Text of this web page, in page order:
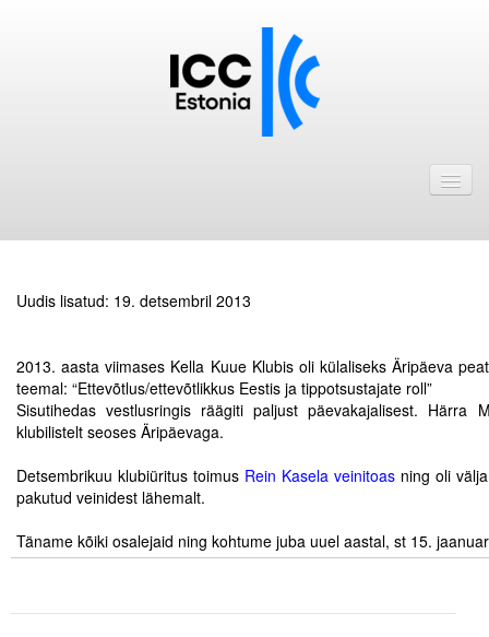
ICC Eesti liikmebaas
Astu ICC Eesti liikmeks!
ICC Eesti
Tegevused
Uudis lisatud: 19. detsembril 2013
2013. aasta viimases Kella Kuue Klubis oli külaliseks Äripäeva
teemal: “Ettevõtlus/ettevõtlikkus Eestis ja tippotsustajate roll”
Sisutihedas vestlusringis räägiti paljust päevakajalisest. Härra
klubilistelt seoses Äripäevaga.
Detsembrikuu klubiüritus toimus Rein Kasela veinitoas ning oli
pakutud veinidest lähemalt.
Täname kõiki osalejaid ning kohtume juba uuel aastal, st 15.